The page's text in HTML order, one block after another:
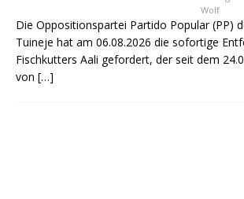
Wolf
Die Oppositionspartei Partido Popular (PP)
Tuineje hat am 06.08.2026 die sofortige
Fischkutters Aali gefordert, der seit dem
von […]